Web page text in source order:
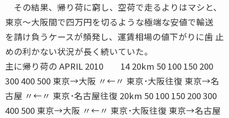
その結果、帰り荷に窮し、空荷で走るよりはマシと、
東京〜大阪間で四万円を切るような極端な安値で輸送
を請け負うケースが頻発し、運賃相場の値下がりに歯 止
めの利かない状況が長く続いていた。
主に帰り荷の APRIL 2010 14 20km 50 100 150 200
300 400 500 東京→大阪 〃←〃 東京･大阪往復 東京→名
古屋 〃←〃 東京･名古屋往復 20km 50 100 150 200 300
400 500 東京→大阪 〃←〃 東京･大阪往復 東京→名古屋